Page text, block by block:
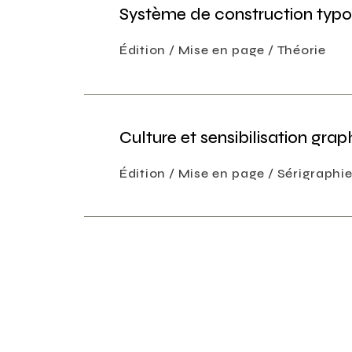
Système de construction
Édition Mise en page Théorie
Culture et sensibilisation
Édition Mise en page Sérigraphie